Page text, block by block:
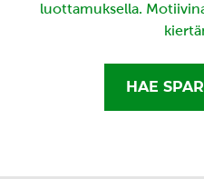
luottamuksella.
HAE